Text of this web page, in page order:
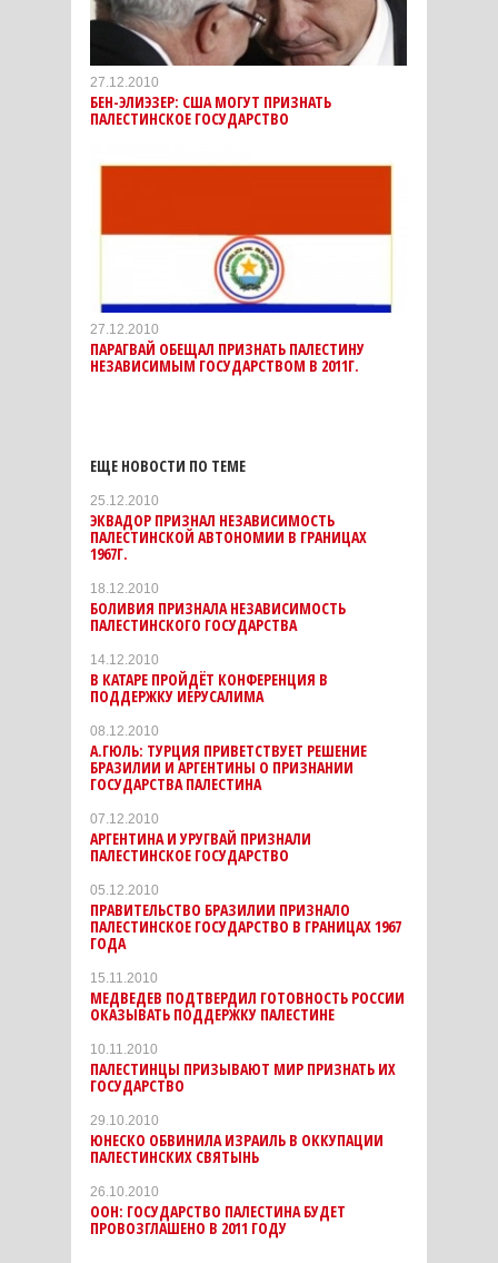
27.12.2010
БЕН-ЭЛИЭЗЕР: США МОГУТ ПРИЗНАТЬ
ПАЛЕСТИНСКОЕ ГОСУДАРСТВО
27.12.2010
ПАРАГВАЙ ОБЕЩАЛ ПРИЗНАТЬ ПАЛЕСТИНУ
НЕЗАВИСИМЫМ ГОСУДАРСТВОМ В 2011Г.
ЕЩЕ НОВОСТИ ПО ТЕМЕ
25.12.2010
ЭКВАДОР ПРИЗНАЛ НЕЗАВИСИМОСТЬ
ПАЛЕСТИНСКОЙ АВТОНОМИИ В ГРАНИЦАХ
1967Г.
18.12.2010
БОЛИВИЯ ПРИЗНАЛА НЕЗАВИСИМОСТЬ
ПАЛЕСТИНСКОГО ГОСУДАРСТВА
14.12.2010
В КАТАРЕ ПРОЙДЁТ КОНФЕРЕНЦИЯ В
ПОДДЕРЖКУ ИЕРУСАЛИМА
08.12.2010
А.ГЮЛЬ: ТУРЦИЯ ПРИВЕТСТВУЕТ РЕШЕНИЕ
БРАЗИЛИИ И АРГЕНТИНЫ О ПРИЗНАНИИ
ГОСУДАРСТВА ПАЛЕСТИНА
07.12.2010
АРГЕНТИНА И УРУГВАЙ ПРИЗНАЛИ
ПАЛЕСТИНСКОЕ ГОСУДАРСТВО
05.12.2010
ПРАВИТЕЛЬСТВО БРАЗИЛИИ ПРИЗНАЛО
ПАЛЕСТИНСКОЕ ГОСУДАРСТВО В ГРАНИЦАХ 1967
ГОДА
15.11.2010
МЕДВЕДЕВ ПОДТВЕРДИЛ ГОТОВНОСТЬ РОССИИ
ОКАЗЫВАТЬ ПОДДЕРЖКУ ПАЛЕСТИНЕ
10.11.2010
ПАЛЕСТИНЦЫ ПРИЗЫВАЮТ МИР ПРИЗНАТЬ ИХ
ГОСУДАРСТВО
29.10.2010
ЮНЕСКО ОБВИНИЛА ИЗРАИЛЬ В ОККУПАЦИИ
ПАЛЕСТИНСКИХ СВЯТЫНЬ
26.10.2010
ООН: ГОСУДАРСТВО ПАЛЕСТИНА БУДЕТ
ПРОВОЗГЛАШЕНО В 2011 ГОДУ